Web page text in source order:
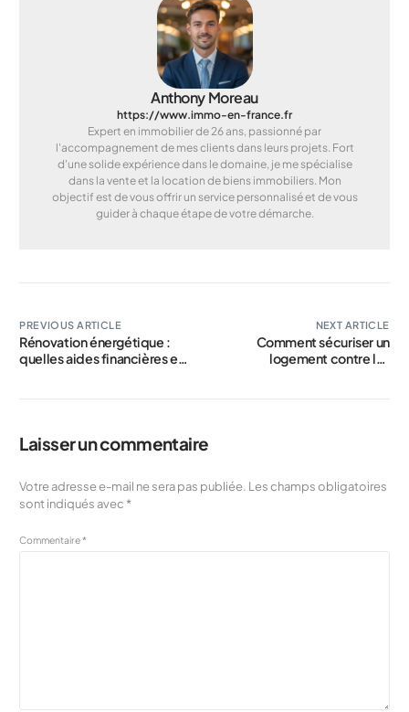
Anthony Moreau
https://www.immo-en-france.fr
Expert en immobilier de 26 ans, passionné par
l'accompagnement de mes clients dans leurs projets. Fort
d'une solide expérience dans le domaine, je me spécialise
dans la vente et la location de biens immobiliers. Mon
objectif est de vous offrir un service personnalisé et de vous
guider à chaque étape de votre démarche.
PREVIOUS ARTICLE
Rénovation énergétique :
quelles aides financières en
NEXT ARTICLE
Comment sécuriser un
logement contre les
Laisser un commentaire
Votre adresse e-mail ne sera pas publiée. Les champs obligatoires
sont indiqués avec *
Commentaire*